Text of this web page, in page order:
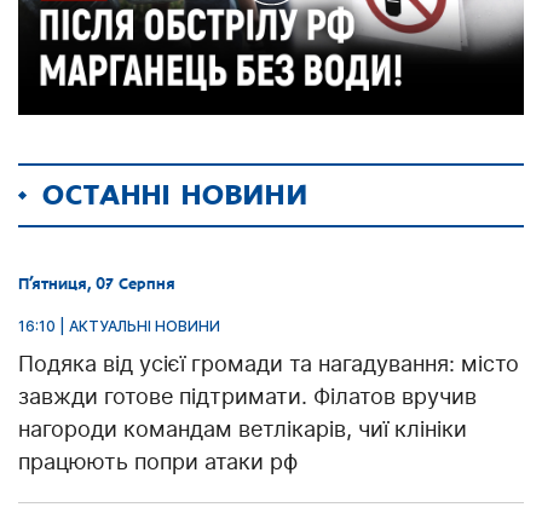
ОСТАННІ НОВИНИ
П’ятниця, 07 Серпня
16:10 | АКТУАЛЬНІ НОВИНИ
Подяка від усієї громади та нагадування: місто
завжди готове підтримати. Філатов вручив
нагороди командам ветлікарів, чиї клініки
працюють попри атаки рф